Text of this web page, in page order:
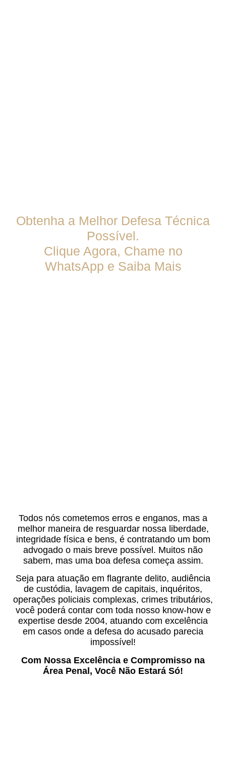
Obtenha a Melhor Defesa Técnica
Possível.
Clique Agora, Chame no
WhatsApp e Saiba Mais
Todos nós cometemos erros e enganos, mas a
melhor maneira de resguardar nossa liberdade,
integridade física e bens, é contratando um bom
advogado o mais breve possível. Muitos não
sabem, mas uma boa defesa começa assim.
Seja para atuação em flagrante delito, audiência
de custódia, lavagem de capitais, inquéritos,
operações policiais complexas, crimes tributários,
você poderá contar com toda nosso know-how e
expertise desde 2004, atuando com excelência
em casos onde a defesa do acusado parecia
impossível!
Com Nossa Excelência e Compromisso na
Área Penal, Você Não Estará Só!